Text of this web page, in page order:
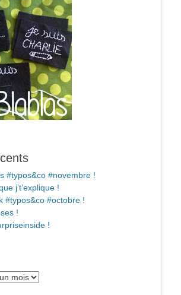
#typos&co #novembre !
j’t’explique !
#typos&co #octobre !
!
!